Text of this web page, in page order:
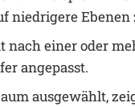
niedrigere Ebenen
nach einer oder
angepasst.
ausgewählt,